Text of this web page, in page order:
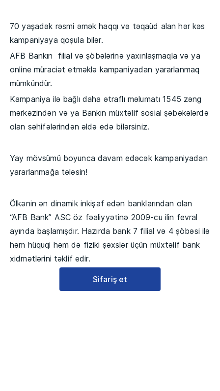
70 yaşadək rəsmi əmək haqqı və təqaüd alan hər kəs
kampaniyaya qoşula bilər.
AFB Bankın filial və şöbələrinə yaxınlaşmaqla və ya
online müraciət etməklə kampaniyadan yararlanmaq
mümkündür.
Kampaniya ilə bağlı daha ətraflı məlumatı 1545 zəng
mərkəzindən və ya Bankın müxtəlif sosial şəbəkələrdə
olan səhifələrindən əldə edə bilərsiniz.
Yay mövsümü boyunca davam edəcək kampaniyadan
yararlanmağa tələsin!
Ölkənin ən dinamik inkişaf edən banklarından olan
“AFB Bank” ASC öz fəaliyyətinə 2009-cu ilin fevral
ayında başlamışdır. Hazırda bank 7 filial və 4 şöbəsi ilə
həm hüquqi həm də fiziki şəxslər üçün müxtəlif bank
xidmətlərini təklif edir.
Sifariş et